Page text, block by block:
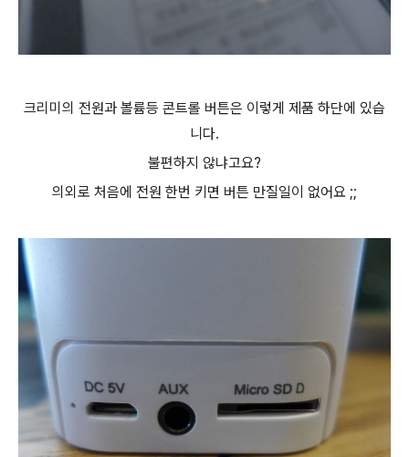
크리미의 전원과 볼륨등 콘트롤 버튼은 이렇게 제품 하단에 있습
니다.
불편하지 않냐고요?
의외로 처음에 전원 한번 키면 버튼 만질일이 없어요 ;;